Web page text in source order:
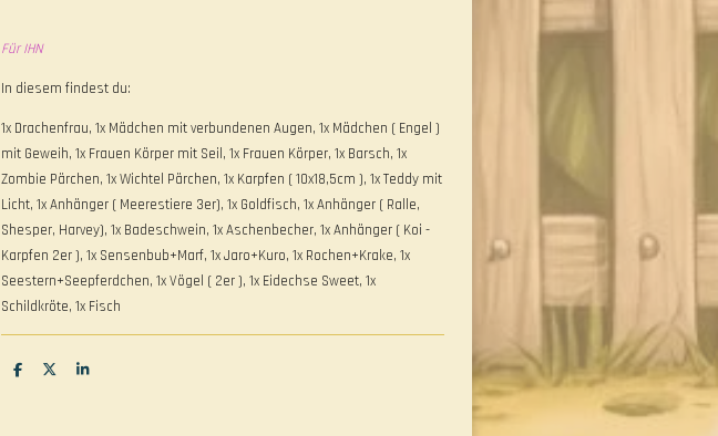
Für IHN
In diesem findest du:
1x Drachenfrau, 1x Mädchen mit verbundenen Augen, 1x Mädchen ( Engel )
mit Geweih, 1x Frauen Körper mit Seil, 1x Frauen Körper, 1x Barsch, 1x
Zombie Pärchen, 1x Wichtel Pärchen, 1x Karpfen ( 10x18,5cm ), 1x Teddy mit
Licht, 1x Anhänger ( Meerestiere 3er), 1x Goldfisch, 1x Anhänger ( Ralle,
Shesper, Harvey), 1x Badeschwein, 1x Aschenbecher, 1x Anhänger ( Koi -
Karpfen 2er ), 1x Sensenbub+Marf, 1x Jaro+Kuro, 1x Rochen+Krake, 1x
Seestern+Seepferdchen, 1x Vögel ( 2er ), 1x Eidechse Sweet, 1x
Schildkröte, 1x Fisch
T
T
T